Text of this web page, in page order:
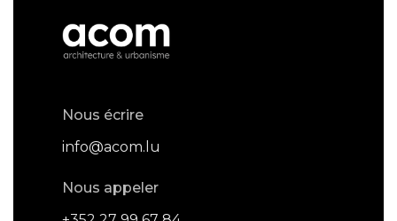
Nous écrire
info@acom.lu
Nous appeler